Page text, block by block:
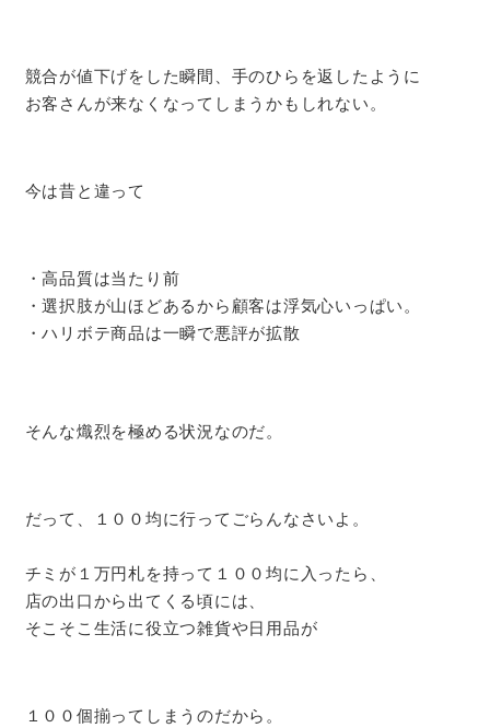
競合が値下げをした瞬間、手のひらを返したように
お客さんが来なくなってしまうかもしれない。
今は昔と違って
・高品質は当たり前
・選択肢が山ほどあるから顧客は浮気心いっぱい。
・ハリボテ商品は一瞬で悪評が拡散
そんな熾烈を極める状況なのだ。
だって、１００均に行ってごらんなさいよ。
チミが１万円札を持って１００均に入ったら、
店の出口から出てくる頃には、
そこそこ生活に役立つ雑貨や日用品が
１００個揃ってしまうのだから。